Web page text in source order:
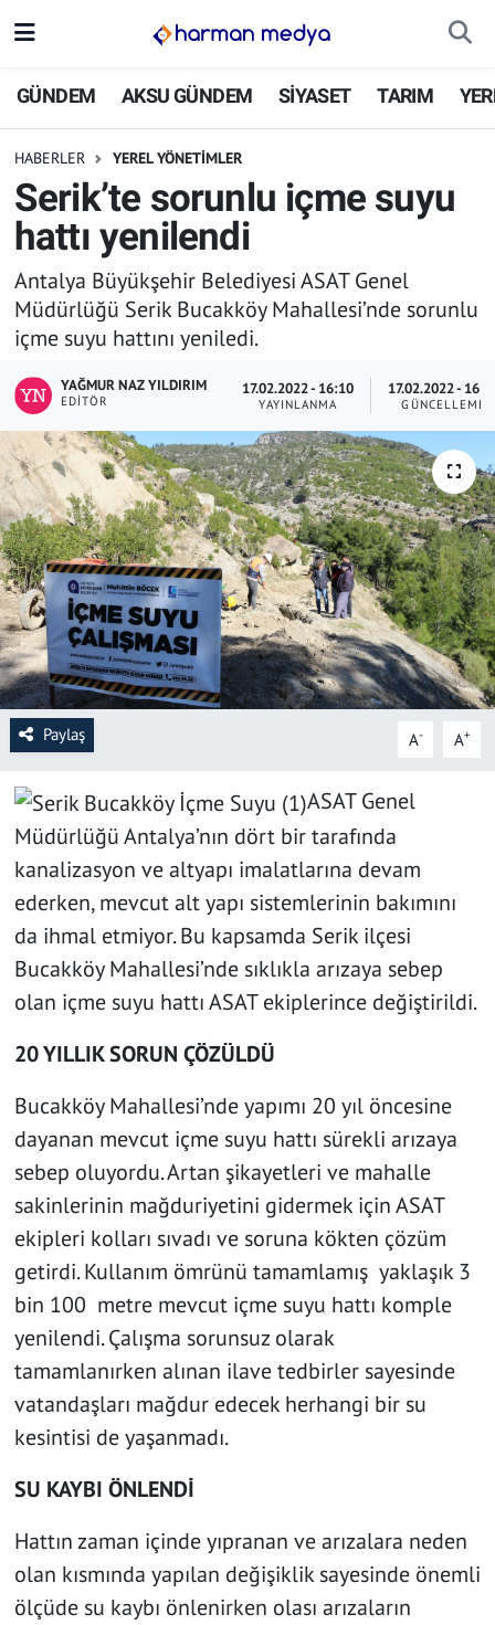
GÜNDEM AKSU GÜNDEM SİYASET TARIM
HABERLER YEREL YÖNETİMLER
Serik’te sorunlu içme suyu
hattı yenilendi
Antalya Büyükşehir Belediyesi ASAT Genel
Müdürlüğü Serik Bucakköy Mahallesi’nde sorunlu
içme suyu hattını yeniledi.
YAĞMUR NAZ YILDIRIM
EDITÖR
17.02.2022 - 16:10
YAYINLANMA
17.02.2022 -
GÜNCELLEME
Paylaş A- A+
ASAT Genel
Müdürlüğü Antalya’nın dört bir tarafında
kanalizasyon ve altyapı imalatlarına devam
ederken, mevcut alt yapı sistemlerinin bakımını
da ihmal etmiyor. Bu kapsamda Serik ilçesi
Bucakköy Mahallesi’nde sıklıkla arızaya sebep
olan içme suyu hattı ASAT ekiplerince değiştirildi.
20 YILLIK SORUN ÇÖZÜLDÜ
Bucakköy Mahallesi’nde yapımı 20 yıl öncesine
dayanan mevcut içme suyu hattı sürekli arızaya
sebep oluyordu. Artan şikayetleri ve mahalle
sakinlerinin mağduriyetini gidermek için ASAT
ekipleri kolları sıvadı ve soruna kökten çözüm
getirdi. Kullanım ömrünü tamamlamış yaklaşık 3
bin 100 metre mevcut içme suyu hattı komple
yenilendi. Çalışma sorunsuz olarak
tamamlanırken alınan ilave tedbirler sayesinde
vatandaşları mağdur edecek herhangi bir su
kesintisi de yaşanmadı.
SU KAYBI ÖNLENDİ
Hattın zaman içinde yıpranan ve arızalara neden
olan kısmında yapılan değişiklik sayesinde önemli
ölçüde su kaybı önlenirken olası arızaların
GÜNDEM
SİYASET
TARIM
YEREL YÖNETİMLER
SPOR
SAĞLIK
YAŞAM
KÜLTÜR SANAT
EĞİTİM
İstanbul Nöbetçi Eczaneler
İstanbul Trafik Yoğunluk Haritası
Süper Lig Puan Durumu ve Fikstür
Tüm Manşetler